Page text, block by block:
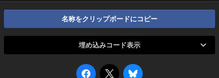
名称をクリップボードにコピー
埋め込みコード表示